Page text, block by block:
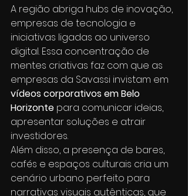
A região abriga hubs de inovação,
empresas de tecnologia e
iniciativas ligadas ao universo
digital. Essa concentração de
mentes criativas faz com que as
empresas da Savassi invistam em
vídeos corporativos em Belo
Horizonte para comunicar ideias,
apresentar soluções e atrair
investidores.
Além disso, a presença de bares,
cafés e espaços culturais cria um
cenário urbano perfeito para
narrativas visuais autênticas, que